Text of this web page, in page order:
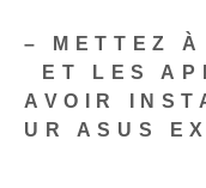
– METTEZ
ET LES
AVOIR
UR ASUS